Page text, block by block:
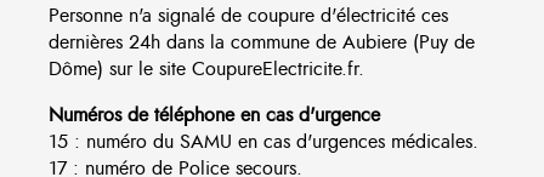
Personne n'a signalé de coupure d'électricité ces
dernières 24h dans la commune de Aubiere (Puy de
Dôme) sur le site CoupureElectricite.fr.
Numéros de téléphone en cas d'urgence
15 : numéro du SAMU en cas d'urgences médicales.
17 : numéro de Police secours.